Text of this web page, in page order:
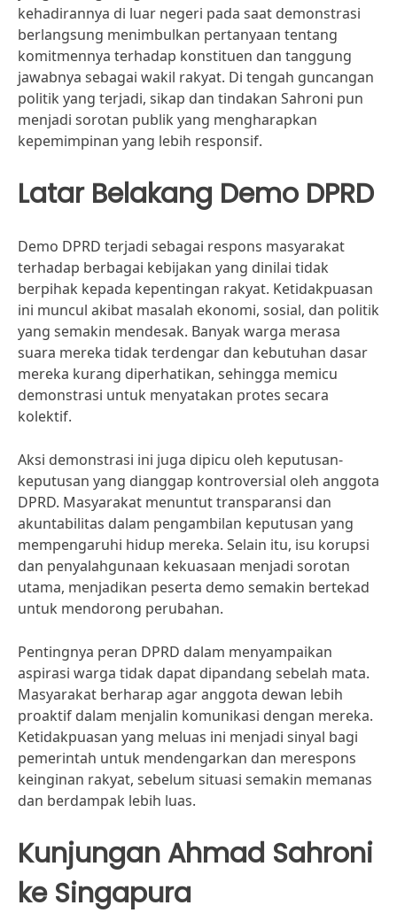
kehadirannya di luar negeri pada saat demonstrasi
berlangsung menimbulkan pertanyaan tentang
komitmennya terhadap konstituen dan tanggung
jawabnya sebagai wakil rakyat. Di tengah guncangan
politik yang terjadi, sikap dan tindakan Sahroni pun
menjadi sorotan publik yang mengharapkan
kepemimpinan yang lebih responsif.
Latar Belakang Demo DPRD
Demo DPRD terjadi sebagai respons masyarakat
terhadap berbagai kebijakan yang dinilai tidak
berpihak kepada kepentingan rakyat. Ketidakpuasan
ini muncul akibat masalah ekonomi, sosial, dan politik
yang semakin mendesak. Banyak warga merasa
suara mereka tidak terdengar dan kebutuhan dasar
mereka kurang diperhatikan, sehingga memicu
demonstrasi untuk menyatakan protes secara
kolektif.
Aksi demonstrasi ini juga dipicu oleh keputusan-
keputusan yang dianggap kontroversial oleh anggota
DPRD. Masyarakat menuntut transparansi dan
akuntabilitas dalam pengambilan keputusan yang
mempengaruhi hidup mereka. Selain itu, isu korupsi
dan penyalahgunaan kekuasaan menjadi sorotan
utama, menjadikan peserta demo semakin bertekad
untuk mendorong perubahan.
Pentingnya peran DPRD dalam menyampaikan
aspirasi warga tidak dapat dipandang sebelah mata.
Masyarakat berharap agar anggota dewan lebih
proaktif dalam menjalin komunikasi dengan mereka.
Ketidakpuasan yang meluas ini menjadi sinyal bagi
pemerintah untuk mendengarkan dan merespons
keinginan rakyat, sebelum situasi semakin memanas
dan berdampak lebih luas.
Kunjungan Ahmad Sahroni
ke Singapura